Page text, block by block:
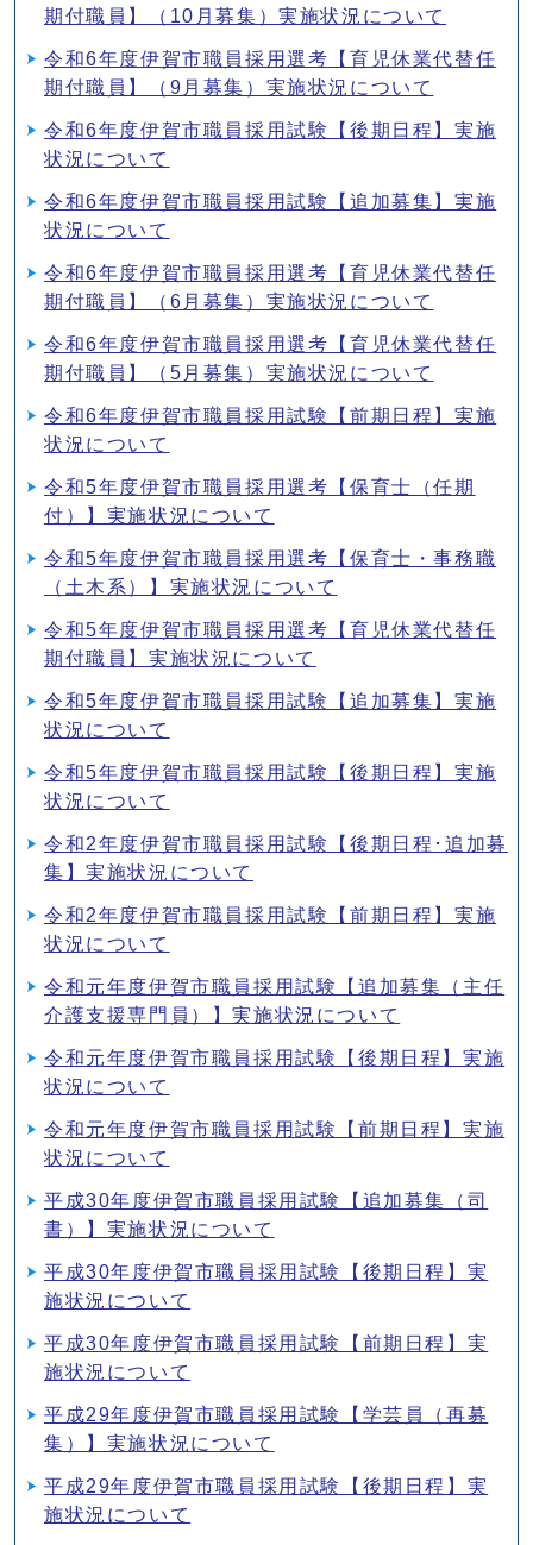
期付職員】（10月募集）実施状況について
令和6年度伊賀市職員採用選考【育児休業代替任
期付職員】（9月募集）実施状況について
令和6年度伊賀市職員採用試験【後期日程】実施
状況について
令和6年度伊賀市職員採用試験【追加募集】実施
状況について
令和6年度伊賀市職員採用選考【育児休業代替任
期付職員】（6月募集）実施状況について
令和6年度伊賀市職員採用選考【育児休業代替任
期付職員】（5月募集）実施状況について
令和6年度伊賀市職員採用試験【前期日程】実施
状況について
令和5年度伊賀市職員採用選考【保育士（任期
付）】実施状況について
令和5年度伊賀市職員採用選考【保育士・事務職
（土木系）】実施状況について
令和5年度伊賀市職員採用選考【育児休業代替任
期付職員】実施状況について
令和5年度伊賀市職員採用試験【追加募集】実施
状況について
令和5年度伊賀市職員採用試験【後期日程】実施
状況について
令和2年度伊賀市職員採用試験【後期日程･追加募
集】実施状況について
令和2年度伊賀市職員採用試験【前期日程】実施
状況について
令和元年度伊賀市職員採用試験【追加募集（主任
介護支援専門員）】実施状況について
令和元年度伊賀市職員採用試験【後期日程】実施
状況について
令和元年度伊賀市職員採用試験【前期日程】実施
状況について
平成30年度伊賀市職員採用試験【追加募集（司
書）】実施状況について
平成30年度伊賀市職員採用試験【後期日程】実
施状況について
平成30年度伊賀市職員採用試験【前期日程】実
施状況について
平成29年度伊賀市職員採用試験【学芸員（再募
集）】実施状況について
平成29年度伊賀市職員採用試験【後期日程】実
施状況について